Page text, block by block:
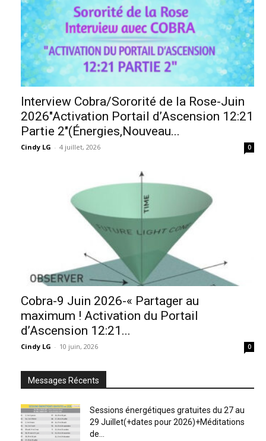
Interview Cobra/Sororité de la Rose-Juin
2026″Activation Portail d’Ascension 12:21
Partie 2″(Énergies,Nouveau...
Cindy LG - 4 juillet, 2026 0
Cobra-9 Juin 2026-« Partager au
maximum ! Activation du Portail
d’Ascension 12:21...
Cindy LG - 10 juin, 2026 0
Messages Récents
Sessions énergétiques gratuites du 27 au
29 Juillet(+dates pour 2026)+Méditations
de...